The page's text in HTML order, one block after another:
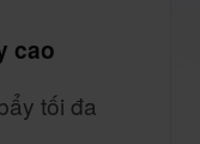
cao
tối đa